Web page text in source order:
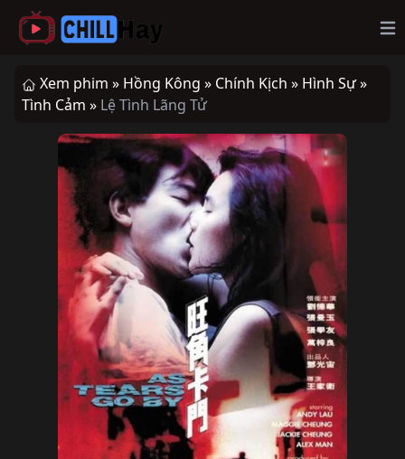
Xem phim » Hồng Kông » Chính Kịch » Hình Sự »
Tình Cảm » Lệ Tình Lãng Tử